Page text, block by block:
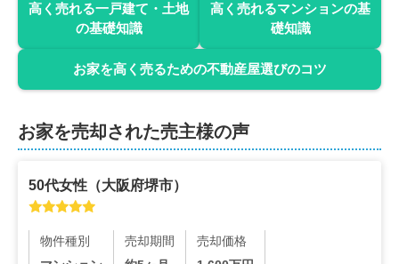
高く売れる一戸建て・土地
の基礎知識
高く売れるマンションの基
礎知識
お家を高く売るための不動産屋選びのコツ
お家を売却された売主様の声
50代女性 （大阪府堺市）
物件種別
売却期間
売却価格